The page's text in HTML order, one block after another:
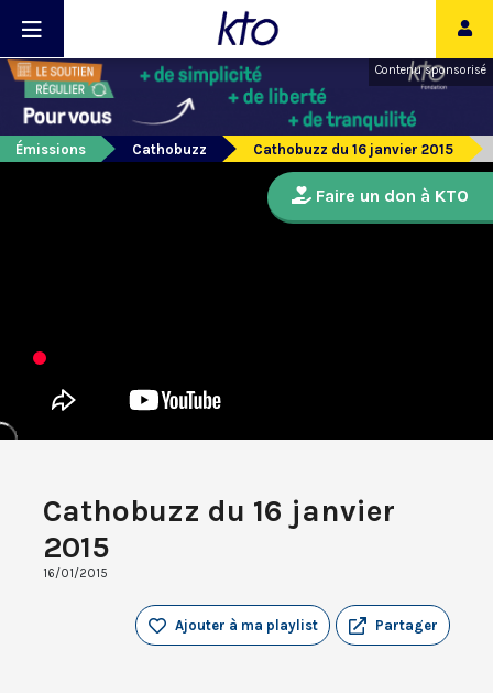
Contenu sponsorisé
Émissions Cathobuzz Cathobuzz du 16 janvier 2015
Cathobuzz du 16 janvier
2015
16/01/2015
Partager
Ajouter à ma playlist
Faire un don à KTO